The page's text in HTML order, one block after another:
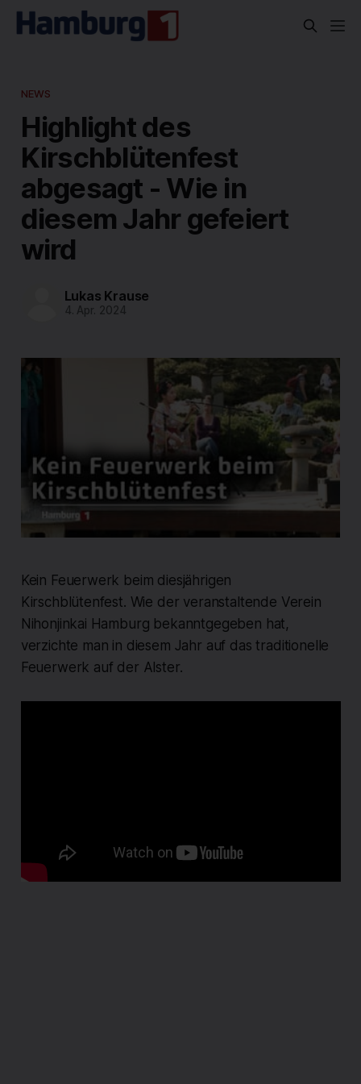
NEWS
Highlight des
Kirschblütenfest
abgesagt - Wie in
diesem Jahr gefeiert
wird
Lukas Krause
4. Apr. 2024
Kein Feuerwerk beim diesjährigen
Kirschblütenfest. Wie der veranstaltende Verein
Nihonjinkai Hamburg bekanntgegeben hat,
verzichte man in diesem Jahr auf das traditionelle
Feuerwerk auf der Alster.